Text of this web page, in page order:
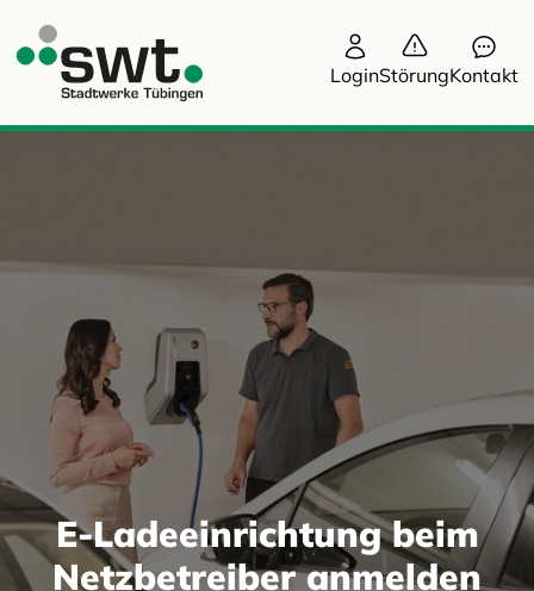
LoginStörungKontakt
E-Ladeeinrichtung beim
Netzbetreiber anmelden